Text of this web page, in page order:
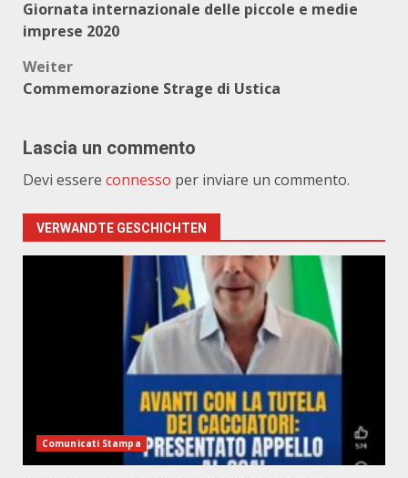
Giornata internazionale delle piccole e medie
imprese 2020
Weiter
Commemorazione Strage di Ustica
Lascia un commento
Devi essere connesso per inviare un commento.
VERWANDTE GESCHICHTEN
Comunicati Stampa